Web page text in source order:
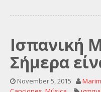
Ισπανική
Σήμερα
November 5, 2015